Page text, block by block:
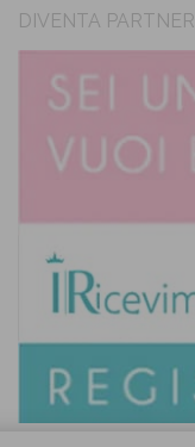
DIVENTA PARTNER